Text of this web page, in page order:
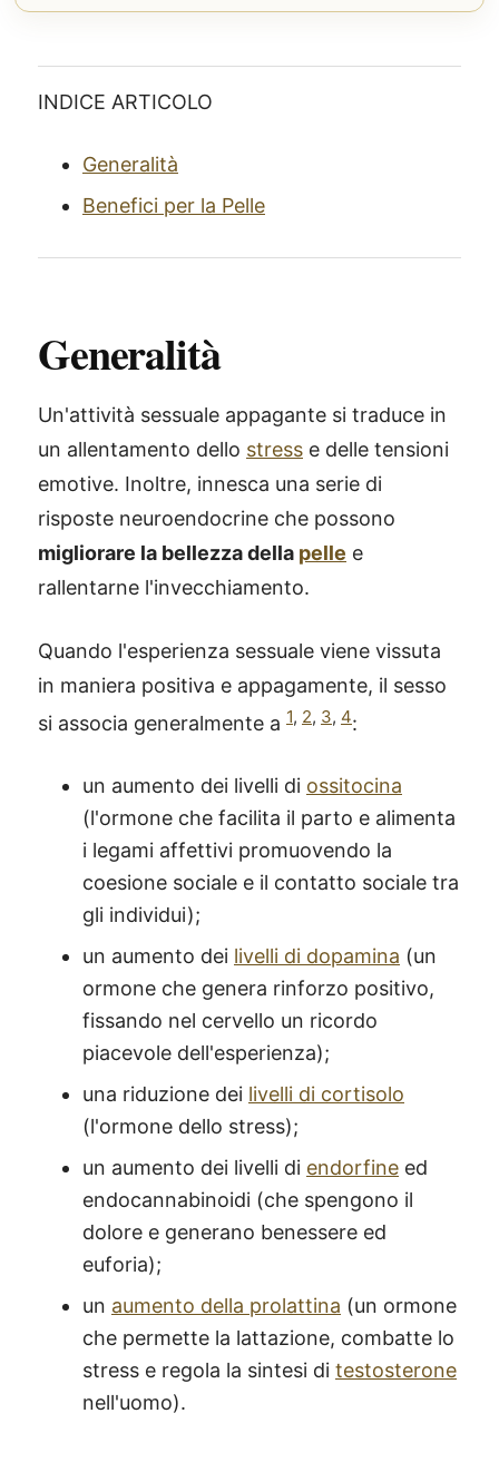
INDICE ARTICOLO
Generalità
Benefici per la Pelle
Generalità
Un'attività sessuale appagante si traduce in
un allentamento dello stress e delle tensioni
emotive. Inoltre, innesca una serie di
risposte neuroendocrine che possono
migliorare la bellezza della pelle e
rallentarne l'invecchiamento.
Quando l'esperienza sessuale viene vissuta
in maniera positiva e appagamente, il sesso
si associa generalmente a 1, 2, 3, 4:
un aumento dei livelli di ossitocina
(l'ormone che facilita il parto e alimenta
i legami affettivi promuovendo la
coesione sociale e il contatto sociale tra
gli individui);
un aumento dei livelli di dopamina (un
ormone che genera rinforzo positivo,
fissando nel cervello un ricordo
piacevole dell'esperienza);
una riduzione dei livelli di cortisolo
(l'ormone dello stress);
un aumento dei livelli di endorfine ed
endocannabinoidi (che spengono il
dolore e generano benessere ed
euforia);
un aumento della prolattina (un ormone
che permette la lattazione, combatte lo
stress e regola la sintesi di testosterone
nell'uomo).